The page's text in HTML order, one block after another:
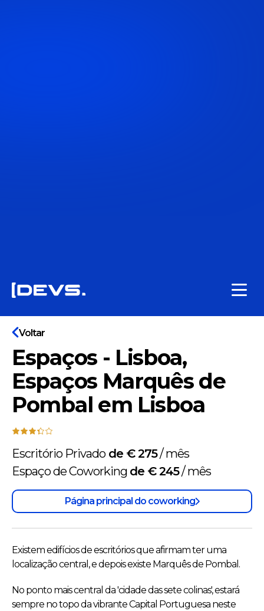
Voltar
Espaços - Lisboa,
Espaços Marquês de
Pombal em Lisboa
Escritório Privadode € 275/mês
Espaço de Coworking de € 245/mês
Página principal do coworking
Existem edifícios de escritórios que afirmam ter uma
localização central, e depois existe Marquês de Pombal.
No ponto mais central da 'cidade das sete colinas', estará
sempre no topo da vibrante Capital Portuguesa neste